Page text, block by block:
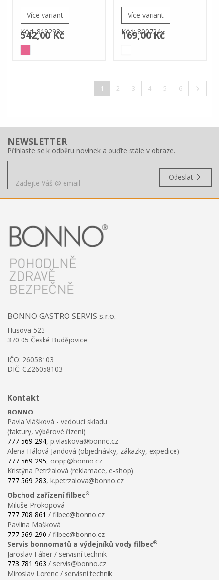
Více variant
542,00 Kč
Kód: 819298
Více variant
169,00 Kč
Kód: 800724
1 2 3 4 5 6
NEWSLETTER
Přihlaste se k odběru novinek a buďte stále v obraze.
Odeslat
BONNO GASTRO SERVIS s.r.o.
Husova 523
370 05 České Budějovice
IČO: 26058103
DIČ: CZ26058103
Kontakt
BONNO
Pavla Vlášková - vedoucí skladu
(faktury, výběrové řízení)
777 569 294, p.vlaskova@bonno.cz
Alena Hálová Jandová (objednávky, zákazky, expedice)
777 569 295, oopp@bonno.cz
Kristýna Petržalová (reklamace, e-shop)
777 569 283, k.petrzalova@bonno.cz
Obchod zařízení filbec®
Miluše Prokopová
777 708 861 / filbec@bonno.cz
Pavlína Mašková
777 569 290 / filbec@bonno.cz
Servis bonnomatů a výdejníků vody filbec®
Jaroslav Fáber / servisní technik
773 781 963 / servis@bonno.cz
Miroslav Lorenc / servisní technik